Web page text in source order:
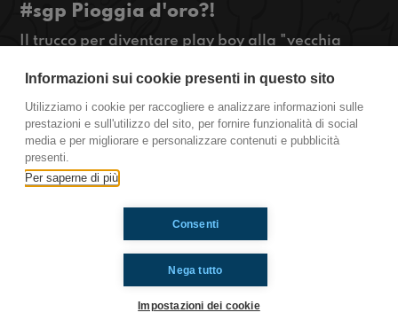
#sgp Pioggia d'oro?!
Il trucco per diventare play boy alla "vecchia
#OkkinSu www.radioimmaginaria.it
San Giovanni in Persiceto
Ti è piaciuto? Condividilo!
Informazioni sui cookie presenti in questo sito
Utilizziamo i cookie per raccogliere e analizzare informazioni sulle
prestazioni e sull'utilizzo del sito, per fornire funzionalità di social
media e per migliorare e personalizzare contenuti e pubblicità
presenti.
Per saperne di più
Nega tutto
Consenti
Impostazioni dei cookie